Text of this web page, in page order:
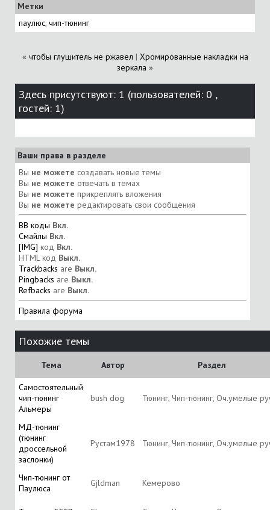
Метки
паулюс, чип-тюнинг
« чтобы глушитель не ржавел | Хромированные накладки на
зеркала »
Здесь присутствуют: 1 (пользователей: 0 ,
гостей: 1)
Ваши права в разделе
Вы не можете создавать новые темы
Вы не можете отвечать в темах
Вы не можете прикреплять вложения
Вы не можете редактировать свои сообщения
BB коды Вкл.
Смайлы Вкл.
[IMG] код Вкл.
HTML код Выкл.
Trackbacks are Выкл.
Pingbacks are Выкл.
Refbacks are Выкл.
Правила форума
Похожие темы
Тема Автор Раздел
Самостоятельный
чип-тюнинг
Альмеры
bush dog Тюнинг, Чип-тюнинг, Оч.умелые
МД-тюнинг
(тюнинг
дроссельной
заслонки)
Рустам1978 Тюнинг, Чип-тюнинг, Оч.умелые
Чип-тюнинг от
Паулюса
Gjldman Кемерово